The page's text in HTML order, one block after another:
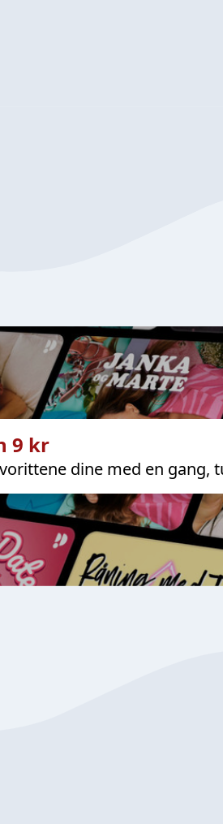
9 kr
dine med en gang,